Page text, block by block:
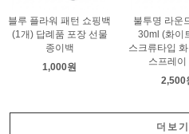
블루 플라워 패턴 쇼핑백
(1개) 답례품 포장 선물
종이백
1,000원
불투명 라운
30ml (화이
스크류타입 화
스프레이
2,500
더보기